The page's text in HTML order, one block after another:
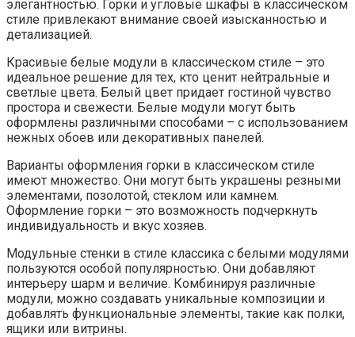
элегантностью. Горки и угловые шкафы в классическом
стиле привлекают внимание своей изысканностью и
детализацией.
Красивые белые модули в классическом стиле – это
идеальное решение для тех, кто ценит нейтральные и
светлые цвета. Белый цвет придает гостиной чувство
простора и свежести. Белые модули могут быть
оформлены различными способами – с использованием
нежных обоев или декоративных панелей.
Варианты оформления горки в классическом стиле
имеют множество. Они могут быть украшены резными
элементами, позолотой, стеклом или камнем.
Оформление горки – это возможность подчеркнуть
индивидуальность и вкус хозяев.
Модульные стенки в стиле классика с белыми модулями
пользуются особой популярностью. Они добавляют
интерьеру шарм и величие. Комбинируя различные
модули, можно создавать уникальные композиции и
добавлять функциональные элементы, такие как полки,
ящики или витрины.